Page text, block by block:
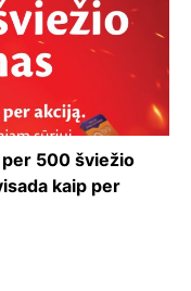
per 500 šviežio
kaip per